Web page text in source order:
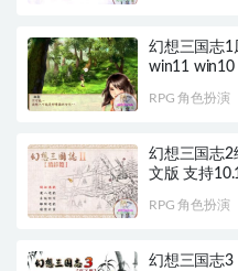
幻想三国志1
win11 win10
RPG 角色扮演
幻想三国志2
文版 支持
RPG 角色扮演
幻想三国志3